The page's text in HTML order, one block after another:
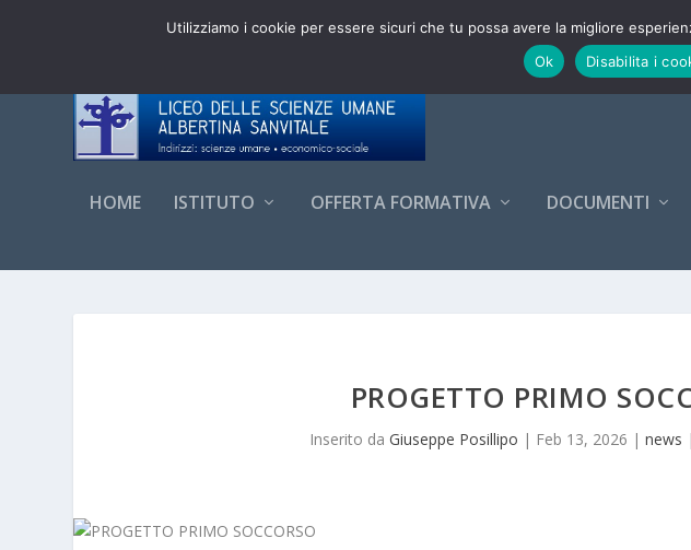
DI TENDENZA: ADESIONI CLASSI PRIME 3.0 LSU 2026-27
HOME ISTITUTO OFFERTA FORMATIVA DOCUMENTI
PROGETTO PRIMO
Inserito daGiuseppe Posillipo | Feb 13, 2026 |news
Utilizziamo i cookie per essere sicuri che tu possa avere la migliore
Ok
Disabilita i